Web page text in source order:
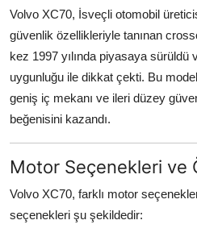
Volvo XC70, İsveçli otomobil
güvenlik özellikleriyle tanınan
kez 1997 yılında piyasaya sürüldü
uygunluğu ile dikkat çekti. Bu
geniş iç mekanı ve ileri düzey
beğenisini kazandı.
Motor Seçenekleri ve
Volvo XC70, farklı motor
seçenekleri şu şekildedir: